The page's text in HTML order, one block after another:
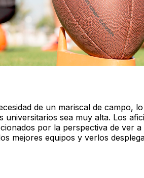
de un mariscal de campo,
universitarios sea muy alta. Los
por la perspectiva de ver a
mejores equipos y verlos